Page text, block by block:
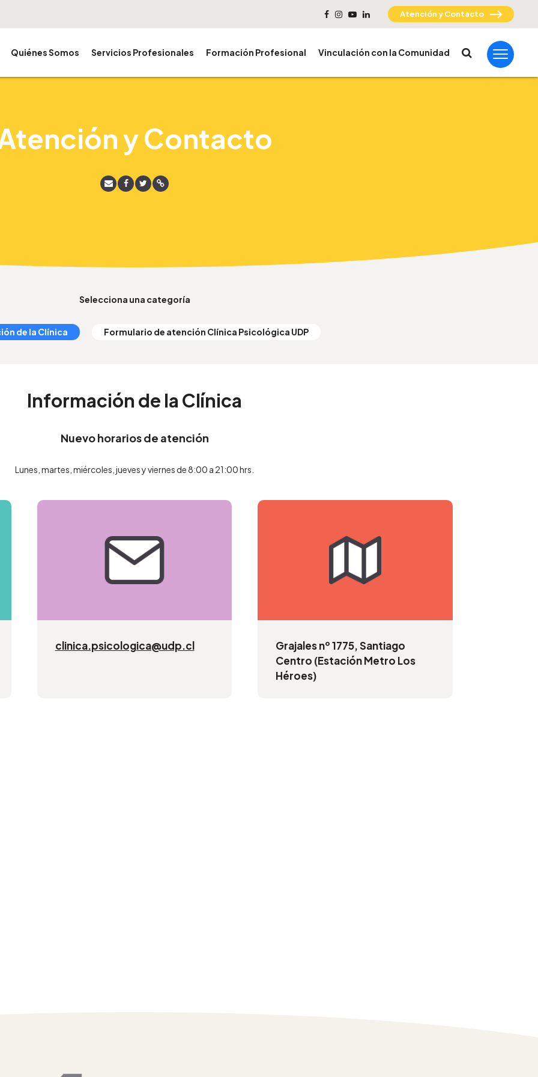
Atención y Contacto
Quiénes Somos Servicios Profesionales Formación Profesional Vinculación con la Comunidad
y Contacto
Selecciona una categoría
de la Clínica Formulario de atención Clínica Psicológica UDP
Información de la Clínica
Nuevo horarios de atención
Lunes, martes, miércoles, jueves y viernes de 8:00 a 21:00 hrs.
clinica.psicologica@udp.cl
Grajales nº 1775, Santiago
Centro (Estación Metro Los
Héroes)